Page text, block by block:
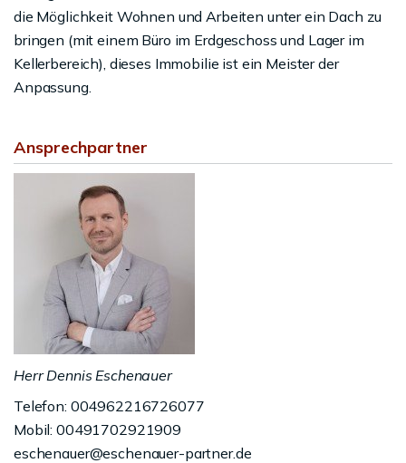
die Möglichkeit Wohnen und Arbeiten unter ein Dach zu
bringen (mit einem Büro im Erdgeschoss und Lager im
Kellerbereich), dieses Immobilie ist ein Meister der
Anpassung.
Ansprechpartner
Herr Dennis Eschenauer
Telefon: 004962216726077
Mobil: 00491702921909
eschenauer@eschenauer-partner.de